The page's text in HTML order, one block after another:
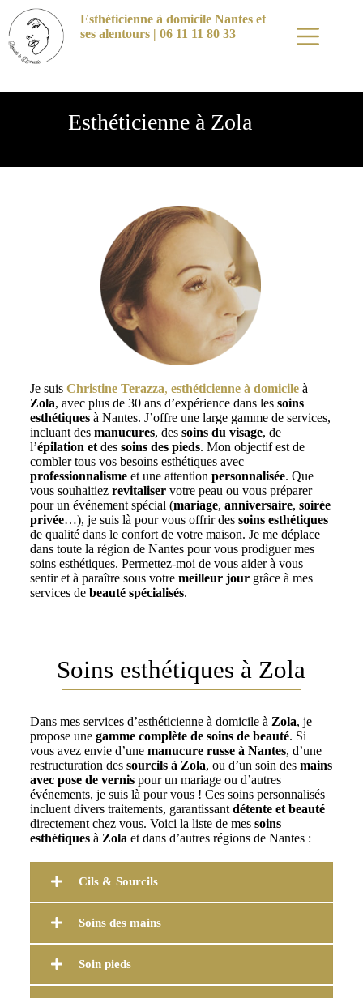
Esthéticienne à domicile Nantes et
ses alentours | 06 11 11 80 33
Esthéticienne à Zola
Je suis Christine Terazza, esthéticienne à domicileà
Zola, avec plus de 30 ans d’expérience dans les soins
esthétiquesà Nantes. J’offre une large gamme de services,
incluant des manucures, des soins du visage, de
l’épilation etdes soins des pieds. Mon objectif est de
combler tous vos besoins esthétiques avec
professionnalismeet une attention personnalisée. Que
vous souhaitiez revitaliservotre peau ou vous préparer
pour un événement spécial (mariage, anniversaire, soirée
privée…), je suis là pour vous offrir des soins esthétiques
de qualité dans le confort de votre maison. Je me déplace
dans toute la région de Nantes pour vous prodiguer mes
soins esthétiques. Permettez-moi de vous aider à vous
sentir et à paraître sous votre meilleur jourgrâce à mes
services de beauté spécialisés.
Soins esthétiques à Zola
Dans mes services d’esthéticienne à domicile à Zola, je
propose une gamme complète de soins de beauté. Si
vous avez envie d’une manucure russe à Nantes, d’une
restructuration des sourcils à Zola, ou d’un soin des mains
avec pose de vernispour un mariage ou d’autres
événements, je suis là pour vous ! Ces soins personnalisés
incluent divers traitements, garantissantdétente et beauté
directement chez vous. Voici la liste de mes soins
esthétiquesà Zolaet dans d’autres régions de Nantes :
Cils & Sourcils
Soins des mains
Soin pieds